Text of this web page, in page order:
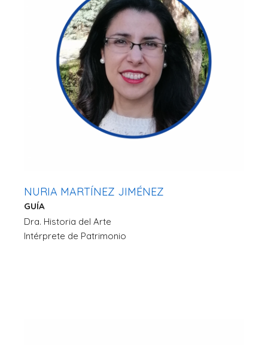
NURIA MARTÍNEZ JIMÉNEZ
GUÍA
Dra. Historia del Arte
Intérprete de Patrimonio